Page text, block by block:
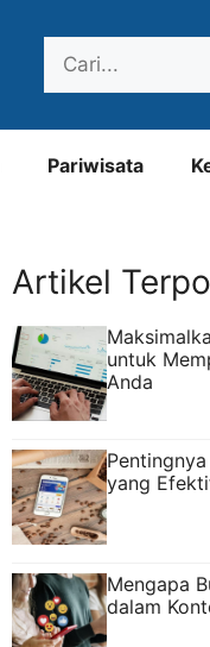
Pariwisata
Artikel
untuk
Anda
yang
Mengapa
dalam